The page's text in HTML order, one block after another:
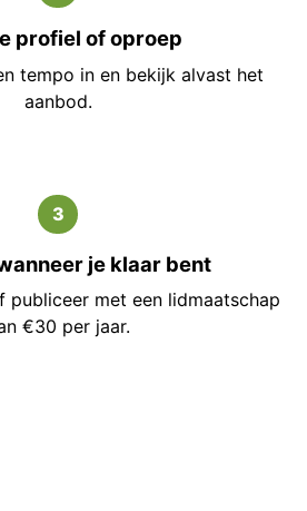
profiel of oproep
tempo in en bekijk alvast het
aanbod.
3
je klaar bent
publiceer met een lidmaatschap
€30 per jaar.